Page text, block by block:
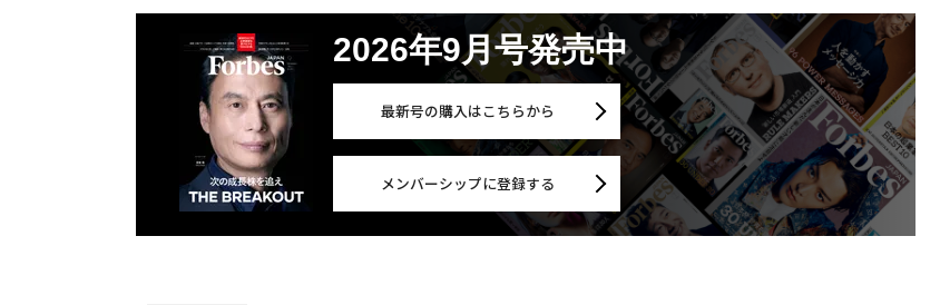
2026年9月号発売中
最新号の購入はこちらから
メンバーシップに登録する